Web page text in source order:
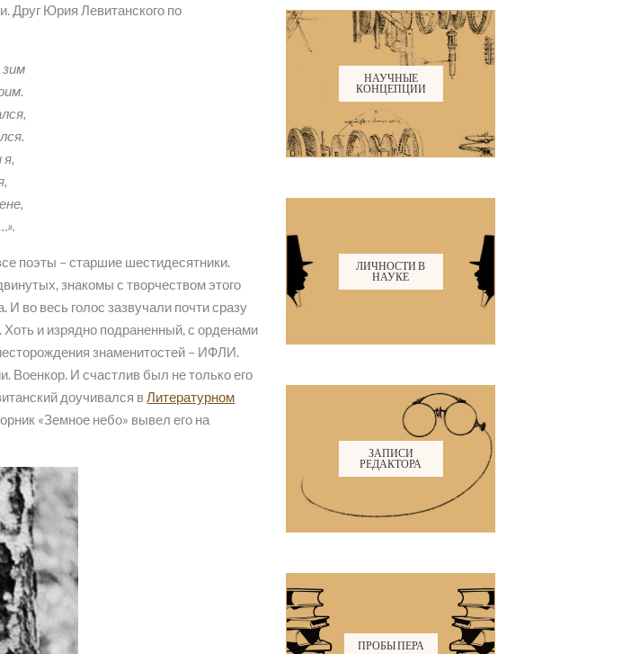
Друг Юрия Левитанского по
поэты – старшие шестидесятники.
знакомы с творчеством этого
во весь голос зазвучали почти сразу
и изрядно подраненный, с орденами
знаменитостей – ИФЛИ.
И счастлив был не только его
доучивался вЛитературном
«Земное небо» вывел его на
НАУЧНЫЕ
КОНЦЕПЦИИ
ЛИЧНОСТИ В
НАУКЕ
ЗАПИСИ
РЕДАКТОРА
ПРОБЫ ПЕРА